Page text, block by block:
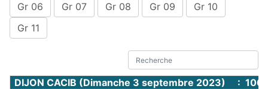
Gr 06
Gr 07 Gr 08 Gr 09
Gr 10
Gr 11
DIJON CACIB (Dimanche 3 septembre 2023) :